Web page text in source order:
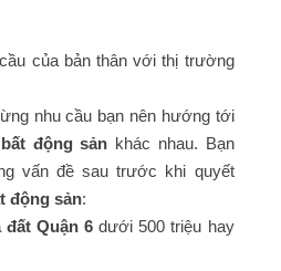
của bản thân với thị trường
nhu cầu bạn nên hướng tới
bất động sản khác nhau. Bạn
vấn đề sau trước khi quyết
động sản:
đất Quận 6 dưới 500 triệu hay